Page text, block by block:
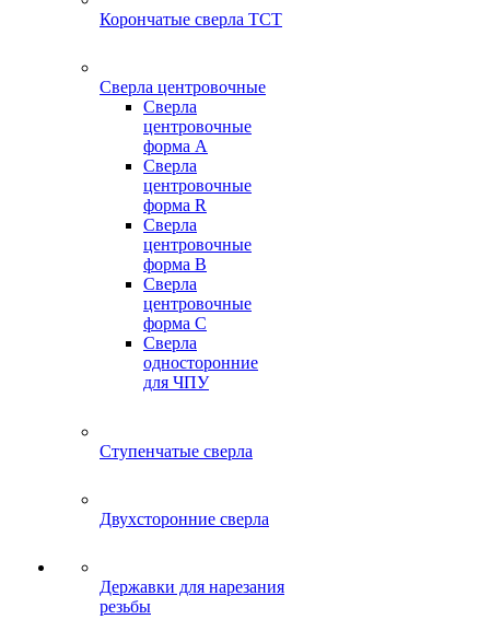
Корончатые сверла TCT
Сверла центровочные
Сверла
центровочные
форма A
Сверла
центровочные
форма R
Сверла
центровочные
форма B
Сверла
центровочные
форма C
Сверла
односторонние
для ЧПУ
Ступенчатые сверла
Двухсторонние сверла
Державки для нарезания
резьбы